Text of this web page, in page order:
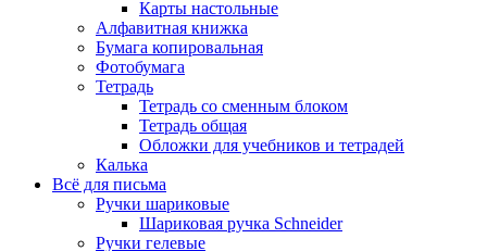
Карты настольные
Алфавитная книжка
Бумага копировальная
Фотобумага
Тетрадь
Тетрадь со сменным блоком
Тетрадь общая
Обложки для учебников и тетрадей
Калька
Всё для письма
Ручки шариковые
Шариковая ручка Schneider
Ручки гелевые